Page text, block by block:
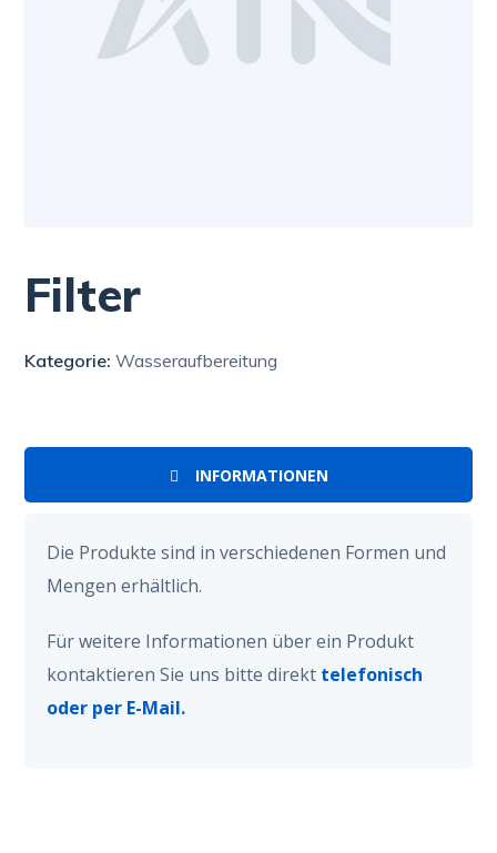
Filter
Kategorie:Wasseraufbereitung
INFORMATIONEN
Die Produkte sind in verschiedenen Formen und
Mengen erhältlich.
Für weitere Informationen über ein Produkt
kontaktieren Sie uns bitte direkt telefonisch
oder per E-Mail.